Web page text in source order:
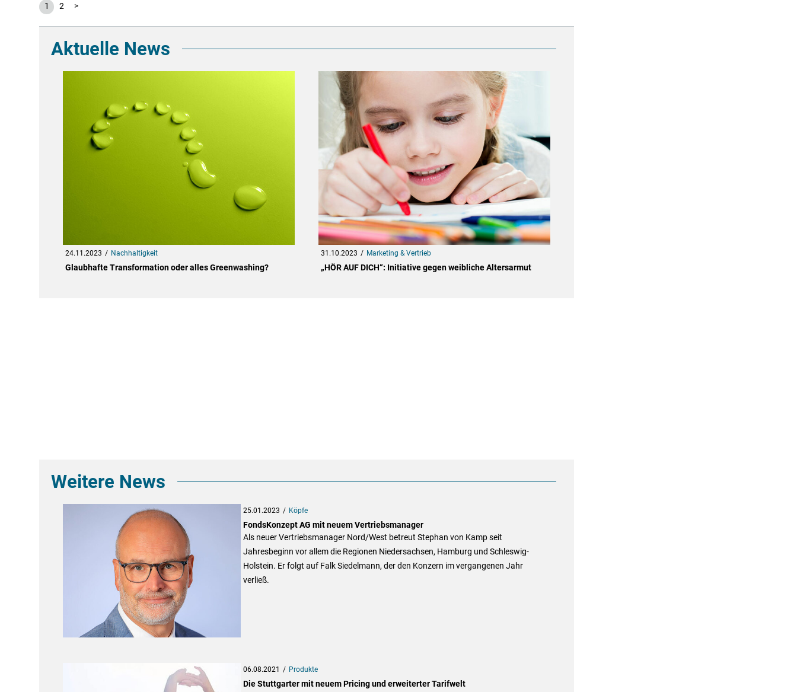
1 2 >
Aktuelle News
24.11.2023 Nachhaltigkeit
Glaubhafte Transformation oder alles Greenwashing?
31.10.2023 Marketing & Vertrieb
„HÖR AUF DICH“: Initiative gegen weibliche Altersarmut
Weitere News
25.01.2023 Köpfe
FondsKonzept AG mit neuem Vertriebsmanager
Als neuer Vertriebsmanager Nord/West betreut Stephan von Kamp seit
Jahresbeginn vor allem die Regionen Niedersachsen, Hamburg und Schleswig-
Holstein. Er folgt auf Falk Siedelmann, der den Konzern im vergangenen Jahr
verließ.
06.08.2021 Produkte
Die Stuttgarter mit neuem Pricing und erweiterter Tarifwelt